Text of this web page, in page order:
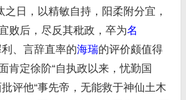
之日，以精敏自持，阳柔附分宜，
败后，尽反其秕政，卒为名
、言辞直率的海瑞的评价颇值得
肯定徐阶“自执政以来，忧勤国
评他“事先帝，无能救于神仙土木